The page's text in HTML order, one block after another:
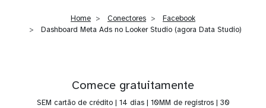
Home Conectores
Facebook
Dashboard Meta Ads no Looker Studio (agora Data Studio)
Comece gratuitamente
SEM cartão de crédito | 14 dias | 10MM de registros | 30